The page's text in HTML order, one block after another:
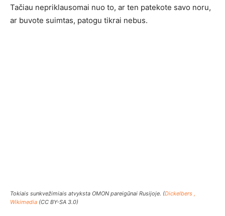
Tačiau nepriklausomai nuo to, ar ten patekote savo noru,
ar buvote suimtas, patogu tikrai nebus.
Tokiais sunkvežimiais atvyksta OMON pareigūnai Rusijoje. (Dickelbers ,
Wikimedia (CC BY-SA 3.0)